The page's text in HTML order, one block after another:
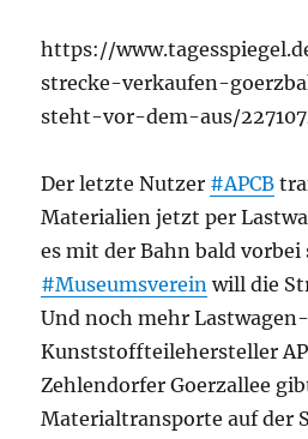
https://
strecke-verkaufen-
steht-vor-dem-aus/
Der letzte Nutzer #APCB
Materialien jetzt per
es mit der Bahn bald vorbei
#Museumsverein will die
Und noch mehr
Kunststoffteilehersteller
Zehlendorfer Goerzallee
Materialtransporte auf der